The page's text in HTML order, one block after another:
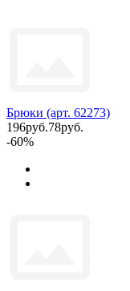
Брюки (арт. 62273)
196руб.78руб.
-60%